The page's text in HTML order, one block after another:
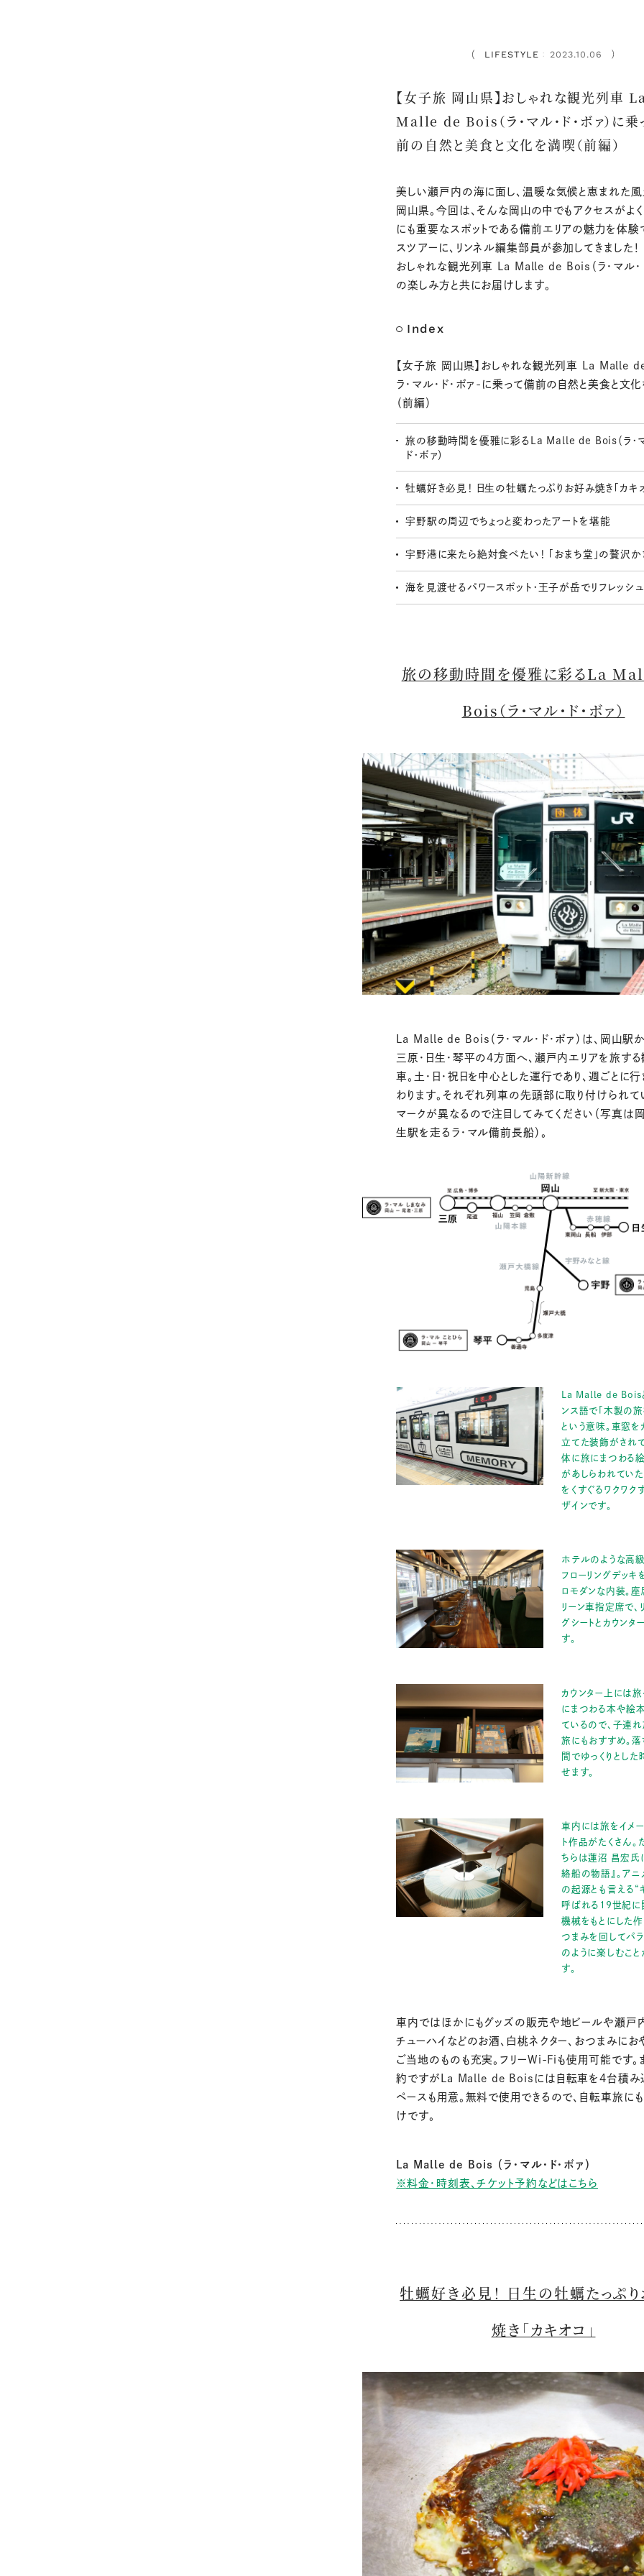
LIFESTYLE ： 2023.10.06
【女子旅 岡山県】おしゃれな観光列車
Malle de Bois（ラ・マル・ド・ボァ）に乗
前の自然と美食と文化を満喫（前編）
美しい瀬戸内の海に面し、温暖な気候と恵まれた
岡山県。今回は、そんな岡山の中でもアクセスがよ
にも重要なスポットである備前エリアの魅力を体験
スツアーに、リンネル編集部員が参加してきました！
おしゃれな観光列車 La Malle de Bois（ラ・マル・
の楽しみ方と共にお届けします。
Index
【女子旅 岡山県】おしゃれな観光列車 La Malle
ラ・マル・ド・ボァ-に乗って備前の自然と美食と文
（前編）
旅の移動時間を優雅に彩るLa Malle de Bois（ラ・
ド・ボァ）
牡蠣好き必見！ 日生の牡蠣たっぷりお好み焼き「カキ
宇野駅の周辺でちょっと変わったアートを堪能
宇野港に来たら絶対食べたい！ 「おまち堂」の贅沢か
海を見渡せるパワースポット・王子が岳でリフレッシュ
旅の移動時間を優雅に彩るLa
Bois（ラ・マル・ド・ボァ）
La Malle de Bois（ラ・マル・ド・ボァ）は、岡山駅
三原・日生・琴平の4方面へ、瀬戸内エリアを旅す
車。土・日・祝日を中心とした運行であり、週ごとに
わります。それぞれ列車の先頭部に取り付けられて
マークが異なるので注目してみてください（写真は
生駅を走るラ・マル備前長船）。
La Malle de Bois
ンス語で「木製の
という意味。車窓を
立てた装飾がされ
体に旅にまつわる
があしらわれていた
をくすぐるワクワク
ザインです。
ホテルのような高
フローリングデッキ
ロモダンな内装。
リーン車指定席で、
グシートとカウンタ
す。
カウンター上には
にまつわる本や絵
ているので、子連
旅にもおすすめ。
間でゆっくりとし
せます。
車内には旅をイメ
ト作品がたくさん。
ちらは蓮沼 昌宏氏
絡船の物語』。アニ
の起源とも言える“
呼ばれる19世紀に
機械をもとにした
つまみを回してパ
のように楽しむこと
す。
車内ではほかにもグッズの販売や地ビールや瀬戸
チューハイなどのお酒、白桃ネクター、おつまみにお
ご当地のものも充実。 フリーWi-Fiも使用可能です。
約ですがLa Malle de Boisには 自転車を4台積み
ペースも用意。無料で使用できるので、自転車旅に
けです。
La Malle de Bois （ラ・マル・ド・ボァ）
※料金・時刻表、チケット予約などはこちら
牡蠣好き必見！ 日生の牡蠣たっぷ
焼き「カキオコ」